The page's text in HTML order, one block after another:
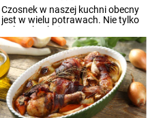
Czosnek w naszej kuchni obecny
jest w wielu potrawach. Nie tylko
Polacy kochają to warzywo.
Włosk...